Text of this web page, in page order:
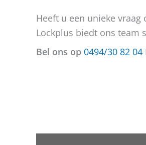
Heeft u een unieke
Lockplus biedt ons team
Bel ons op 0494/30 82 04